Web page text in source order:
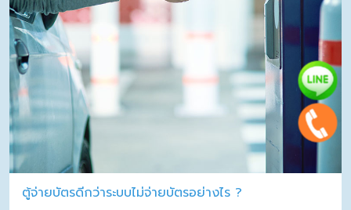
ตู้จ่ายบัตรดีกว่าระบบไม่จ่ายบัตรอย่างไร ?